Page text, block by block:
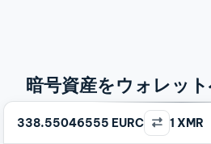
暗号資産をウォレッ
338.55046555 EURC 1 XMR